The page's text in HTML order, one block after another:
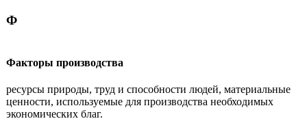
Ф
Факторы производства
ресурсы природы, труд и способности людей, материальные
ценности, используемые для производства необходимых
экономических благ.